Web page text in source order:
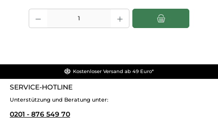
Produkt Anzahl: Gib den gewünschten Wert ein oder benutze die
Kostenloser Versand ab 49 Euro*
SERVICE-HOTLINE
Unterstützung und Beratung unter:
0201 - 876 549 70